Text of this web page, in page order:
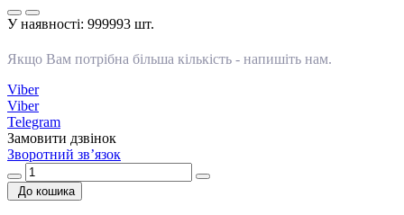
У наявності: 999993 шт.
Якщо Вам потрібна більша кількість - напишіть нам.
Viber
Viber
Telegram
Замовити дзвінок
Зворотний зв’язок
До кошика